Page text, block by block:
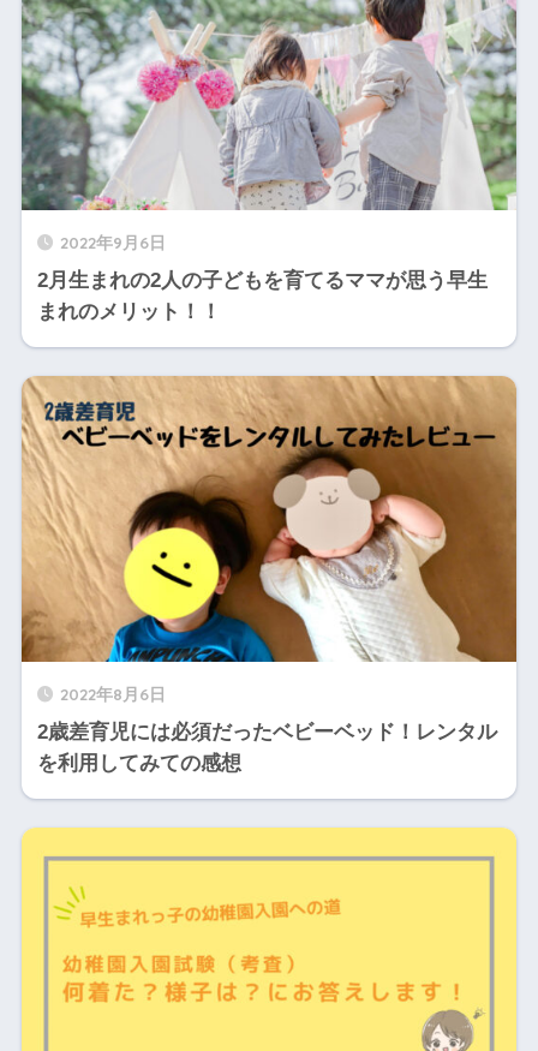
2022年9月6日
2月生まれの2人の子どもを育てるママが思う早生
まれのメリット！！
2022年8月6日
2歳差育児には必須だったベビーベッド！レンタル
を利用してみての感想